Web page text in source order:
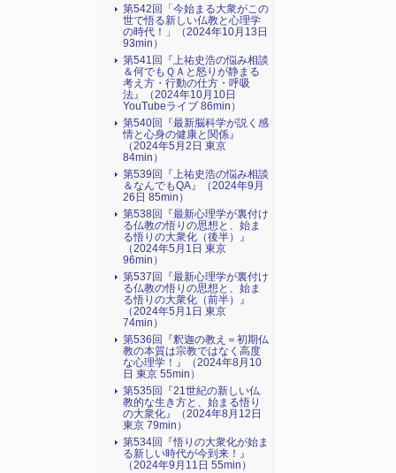
第542回「今始まる大衆がこの
世で悟る新しい仏教と心理学
の時代！」（2024年10月13日
93min）
第541回『上祐史浩の悩み相談
＆何でもＱＡと怒りが静まる
考え方・行動の仕方・呼吸
法』（2024年10月10日
YouTubeライブ 86min）
第540回『最新脳科学が説く感
情と心身の健康と関係』
（2024年5月2日 東京
84min）
第539回『上祐史浩の悩み相談
＆なんでもQA』（2024年9月
26日 85min）
第538回『最新心理学が裏付け
る仏教の悟りの思想と、始ま
る悟りの大衆化（後半）』
（2024年5月1日 東京
96min）
第537回『最新心理学が裏付け
る仏教の悟りの思想と、始ま
る悟りの大衆化（前半）』
（2024年5月1日 東京
74min）
第536回『釈迦の教え＝初期仏
教の本質は宗教ではなく高度
な心理学！』（2024年8月10
日 東京 55min）
第535回『21世紀の新しい仏
教的な生き方と、始まる悟り
の大衆化』（2024年8月12日
東京 79min）
第534回『悟りの大衆化が始ま
る新しい時代が今到来！』
（2024年9月11日 55min）